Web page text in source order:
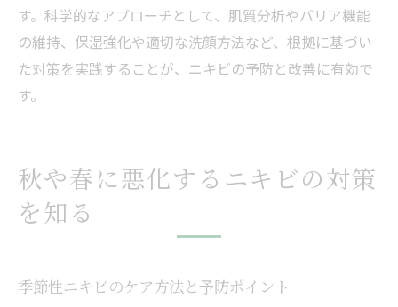
す。科学的なアプローチとして、肌質分析やバリア機能
の維持、保湿強化や適切な洗顔方法など、根拠に基づい
た対策を実践することが、ニキビの予防と改善に有効で
す。
秋や春に悪化するニキビの対策
を知る
季節性ニキビのケア方法と予防ポイント